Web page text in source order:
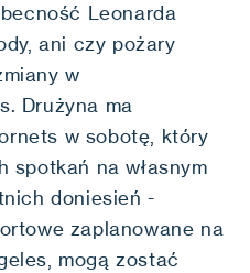
Leonarda
ani czy pożary
w
Drużyna ma
w sobotę, który
spotkań na własnym
doniesień -
zaplanowane na
mogą zostać